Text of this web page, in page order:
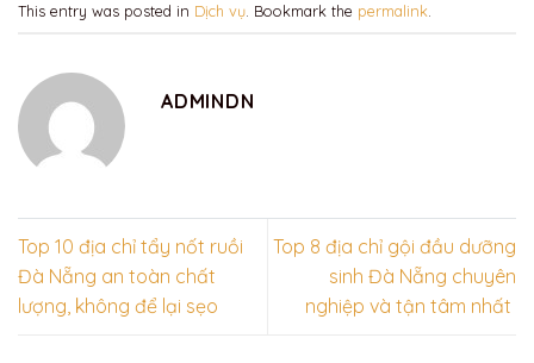
This entry was posted in Dịch vụ. Bookmark the permalink.
ADMINDN
Top 10 địa chỉ tẩy nốt ruồi
Đà Nẵng an toàn chất
lượng, không để lại sẹo
Top 8 địa chỉ gội đầu dưỡng
sinh Đà Nẵng chuyên
nghiệp và tận tâm nhất